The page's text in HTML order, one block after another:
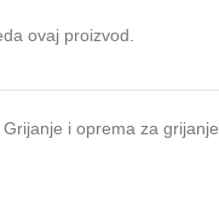
ovaj proizvod.
Grijanje i oprema za grijanje